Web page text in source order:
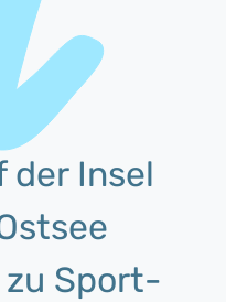
der Insel
Sport-